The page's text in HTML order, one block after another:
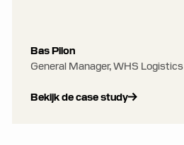
Bas Pilon
General Manager, WHS Logistics
Bekijk de case study